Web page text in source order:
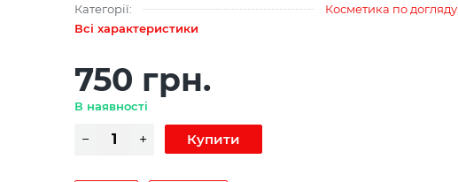
Категорії:
Косметика по догляду
Всі характеристики
750 грн.
В наявності